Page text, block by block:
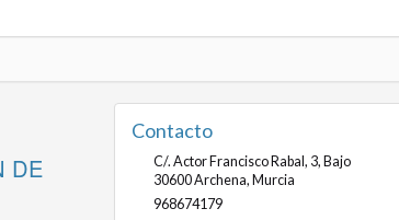
DE
Contacto
C/. Actor Francisco Rabal, 3, Bajo
30600Archena, Murcia
968674179